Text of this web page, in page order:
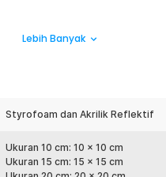
maksimal. Pantulan ini
cukup untuk mengubah
berkarakter.
Cahaya
efek pencahayaan, bola disko
Lebih Banyak
Styrofoam dan Akrilik Reflektif
Ukuran 10 cm: 10 x 10 cm
Ukuran 15 cm: 15 x 15 cm